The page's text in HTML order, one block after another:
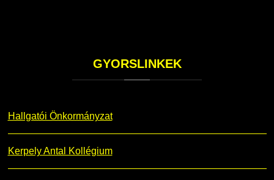
GYORSLINKEK
Hallgatói Önkormányzat
Kerpely Antal Kollégium